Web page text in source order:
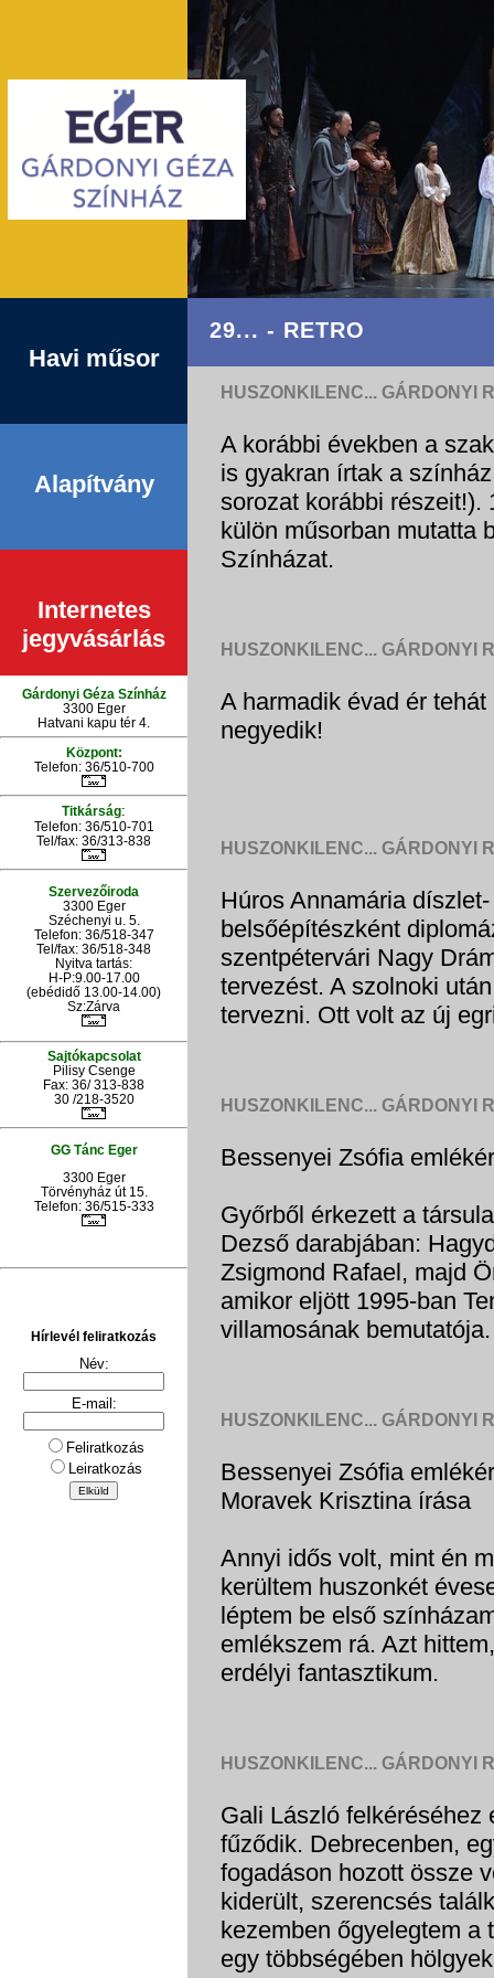
Havi műsor
Alapítvány
Internetes
jegyvásárlás
Gárdonyi Géza Színház
3300 Eger
Hatvani kapu tér 4.
Központ:
Telefon: 36/510-700
Titkárság:
Telefon: 36/510-701
Tel/fax: 36/313-838
Szervezőiroda
3300 Eger
Széchenyi u. 5.
Telefon: 36/518-347
Tel/fax: 36/518-348
Nyitva tartás:
H-P:9.00-17.00
(ebédidő 13.00-14.00)
Sz:Zárva
Sajtókapcsolat
Pilisy Csenge
Fax: 36/ 313-838
30 /218-3520
GG Tánc Eger
3300 Eger
Törvényház út 15.
Telefon: 36/515-333
Hírlevél feliratkozás
Név:
E-mail:
Feliratkozás
Leiratkozás
29... - RETRO
HUSZONKILENC... GÁRDONYI
A korábbi években a
is gyakran írtak a
sorozat korábbi részeit!).
külön műsorban mutatta
Színházat.
HUSZONKILENC... GÁRDONYI
A harmadik évad ér
negyedik!
HUSZONKILENC... GÁRDONYI
Húros Annamária
belsőépítészként
szentpétervári Nagy
tervezést. A szolnoki
tervezni. Ott volt az új
HUSZONKILENC... GÁRDONYI
Bessenyei Zsófia
Győrből érkezett a
Dezső darabjában:
Zsigmond Rafael, majd
amikor eljött 1995-ban
villamosának bemutatója.
HUSZONKILENC... GÁRDONYI
Bessenyei Zsófia
Moravek Krisztina írása
Annyi idős volt, mint én
kerültem huszonkét
léptem be első
emlékszem rá. Azt
erdélyi fantasztikum.
HUSZONKILENC... GÁRDONYI
Gali László felkéréséhez
fűződik. Debrecenben,
fogadáson hozott össze
kiderült, szerencsés
kezemben őgyelegtem a
egy többségében